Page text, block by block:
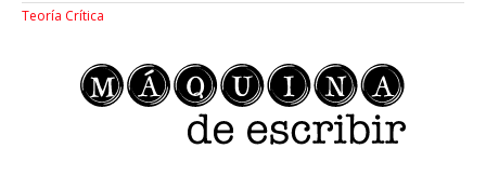
Teoría Crítica